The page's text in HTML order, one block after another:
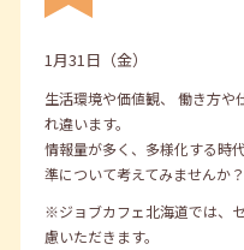
1月31日（金）
生活環境や価値観、 働き方や
れ違います。
情報量が多く、多様化する時
準について考えてみませんか？
※ジョブカフェ北海道では、
慮いただきます。